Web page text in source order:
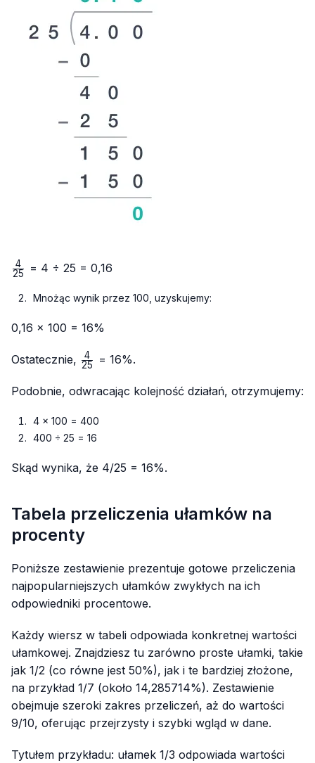
\frac{4}
25
4 = 4 ÷ 25 = 0,16
Mnożąc wynik przez 100, uzyskujemy:
0,16 × 100 = 16%
Ostatecznie, \frac{4}
25
4 = 16%.
Podobnie, odwracając kolejność działań, otrzymujemy:
4 × 100 = 400
400 ÷ 25 = 16
Skąd wynika, że 4/25 = 16%.
Tabela przeliczenia ułamków na
procenty
Poniższe zestawienie prezentuje gotowe przeliczenia
najpopularniejszych ułamków zwykłych na ich
odpowiedniki procentowe.
Każdy wiersz w tabeli odpowiada konkretnej wartości
ułamkowej. Znajdziesz tu zarówno proste ułamki, takie
jak 1/2 (co równe jest 50%), jak i te bardziej złożone,
na przykład 1/7 (około 14,285714%). Zestawienie
obejmuje szeroki zakres przeliczeń, aż do wartości
9/10, oferując przejrzysty i szybki wgląd w dane.
Tytułem przykładu: ułamek 1/3 odpowiada wartości